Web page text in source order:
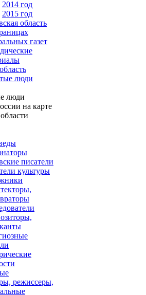
2014 год
2015 год
область
газет
люди
на карте
писатели
культуры
режиссеры,